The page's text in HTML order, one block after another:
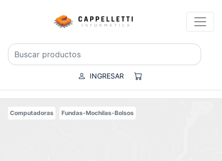
INGRESAR
Computadoras Fundas-Mochilas-Bolsos